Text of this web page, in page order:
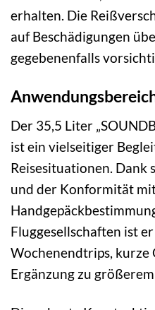
erhalten. Die
auf Beschädigungen
gegebenenfalls
Der 35,5 Liter
ist ein vielseitiger
Reisesituationen. Dank
und der Konformität
Fluggesellschaften ist
Wochenendtrips, kurze
Ergänzung zu